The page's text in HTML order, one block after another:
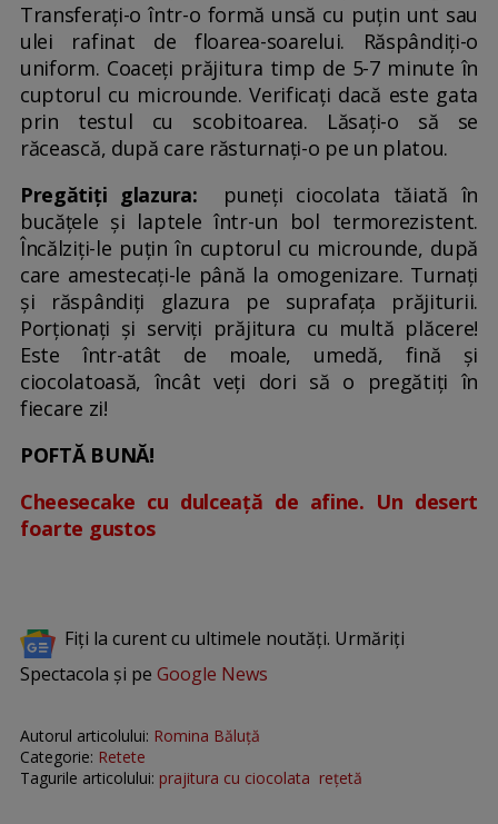
Transferați-o într-o formă unsă cu puțin unt sau
ulei rafinat de floarea-soarelui. Răspândiți-o
uniform. Coaceți prăjitura timp de 5-7 minute în
cuptorul cu microunde. Verificați dacă este gata
prin testul cu scobitoarea. Lăsați-o să se
răcească, după care răsturnați-o pe un platou.
Pregătiți glazura: puneți ciocolata tăiată în
bucățele și laptele într-un bol termorezistent.
Încălziți-le puțin în cuptorul cu microunde, după
care amestecați-le până la omogenizare. Turnați
și răspândiți glazura pe suprafața prăjiturii.
Porționați și serviți prăjitura cu multă plăcere!
Este într-atât de moale, umedă, fină și
ciocolatoasă, încât veți dori să o pregătiți în
fiecare zi!
POFTĂ BUNĂ!
Cheesecake cu dulceață de afine. Un desert
foarte gustos
Fiți la curent cu ultimele noutăți. Urmăriți
Spectacola și pe Google News
Autorul articolului: Romina Băluță
Categorie: Retete
Tagurile articolului: prajitura cu ciocolata rețetă